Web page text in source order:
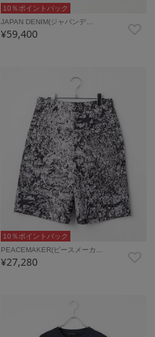
10％ポイントバック
JAPAN DENIM(ジャパンデ…
¥59,400
10％ポイントバック
PEACEMAKER(ピースメーカ…
¥27,280